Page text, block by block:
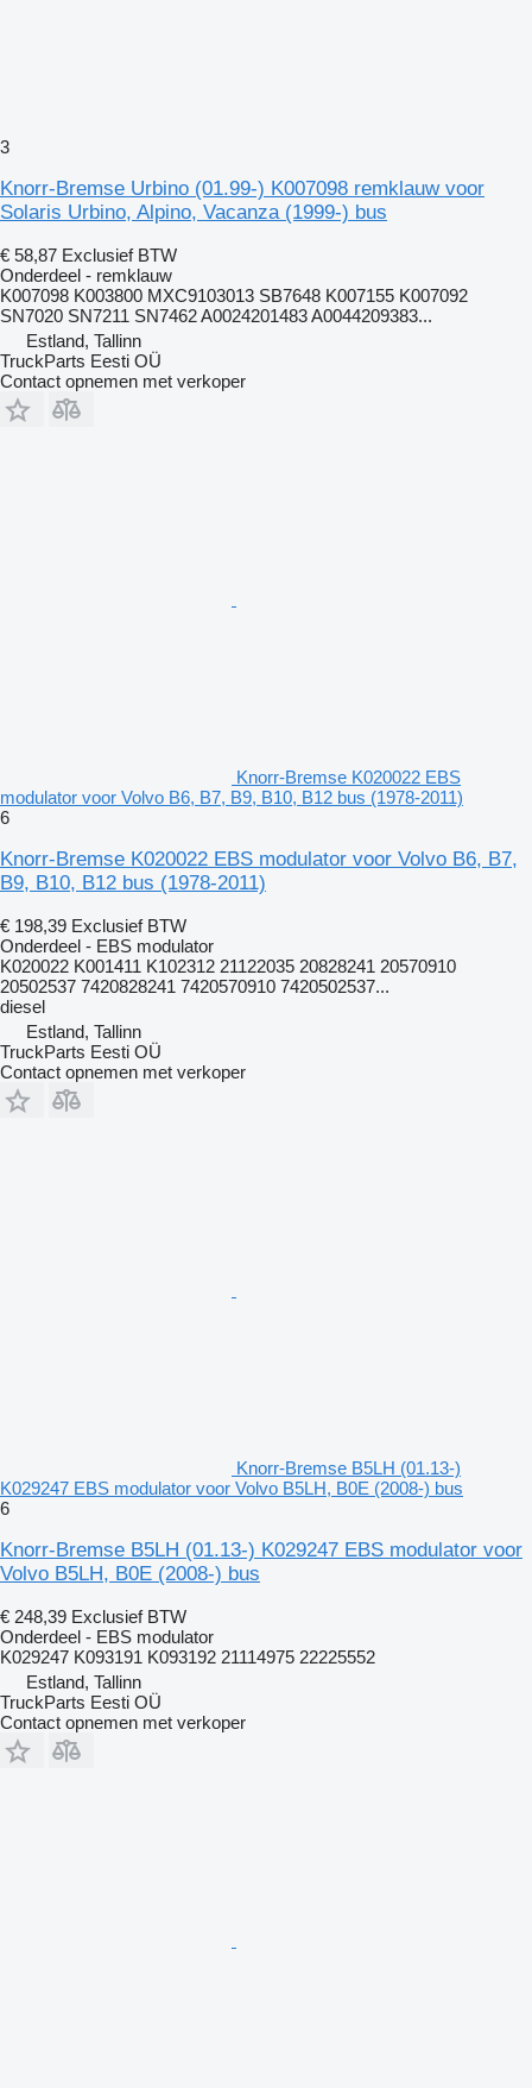
3
Knorr-Bremse Urbino (01.99-) K007098 remklauw voor
Solaris Urbino, Alpino, Vacanza (1999-) bus
€ 58,87 Exclusief BTW
Onderdeel - remklauw
K007098 K003800 MXC9103013 SB7648 K007155 K007092
SN7020 SN7211 SN7462 A0024201483 A0044209383...
Estland, Tallinn
TruckParts Eesti OÜ
Contact opnemen met verkoper
Knorr-Bremse K020022 EBS
modulator voor Volvo B6, B7, B9, B10, B12 bus (1978-2011)
6
Knorr-Bremse K020022 EBS modulator voor Volvo B6, B7,
B9, B10, B12 bus (1978-2011)
€ 198,39 Exclusief BTW
Onderdeel - EBS modulator
K020022 K001411 K102312 21122035 20828241 20570910
20502537 7420828241 7420570910 7420502537...
diesel
Estland, Tallinn
TruckParts Eesti OÜ
Contact opnemen met verkoper
Knorr-Bremse B5LH (01.13-)
K029247 EBS modulator voor Volvo B5LH, B0E (2008-) bus
6
Knorr-Bremse B5LH (01.13-) K029247 EBS modulator voor
Volvo B5LH, B0E (2008-) bus
€ 248,39 Exclusief BTW
Onderdeel - EBS modulator
K029247 K093191 K093192 21114975 22225552
Estland, Tallinn
TruckParts Eesti OÜ
Contact opnemen met verkoper